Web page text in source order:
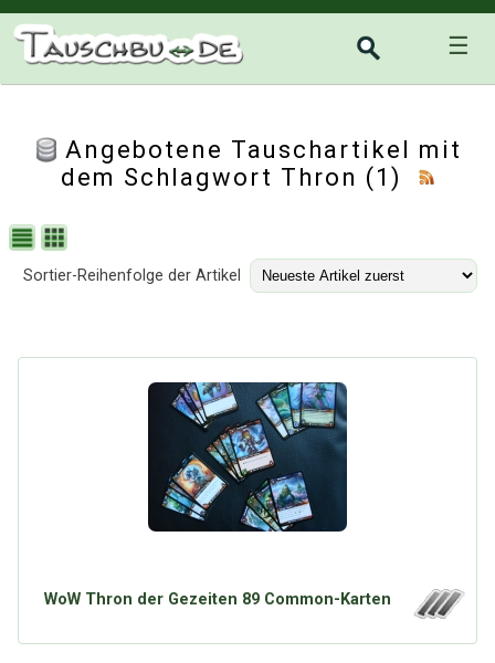
☰
Angebotene Tauschartikel mit
dem Schlagwort Thron (1)
Sortier-Reihenfolge der Artikel
WoW Thron der Gezeiten 89 Common-Karten